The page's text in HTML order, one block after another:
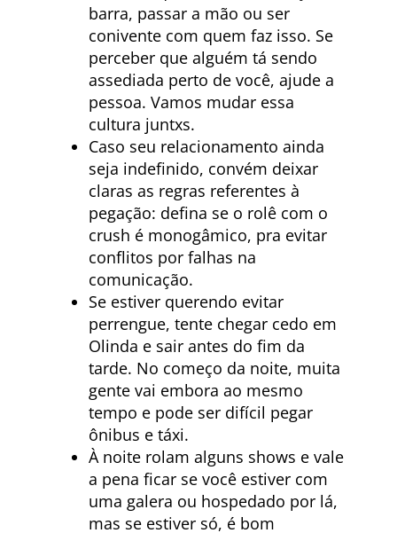
barra, passar a mão ou ser
conivente com quem faz isso. Se
perceber que alguém tá sendo
assediada perto de você, ajude a
pessoa. Vamos mudar essa
cultura juntxs.
Caso seu relacionamento ainda
seja indefinido, convém deixar
claras as regras referentes à
pegação: defina se o rolê com o
crush é monogâmico, pra evitar
conflitos por falhas na
comunicação.
Se estiver querendo evitar
perrengue, tente chegar cedo em
Olinda e sair antes do fim da
tarde. No começo da noite, muita
gente vai embora ao mesmo
tempo e pode ser difícil pegar
ônibus e táxi.
À noite rolam alguns shows e vale
a pena ficar se você estiver com
uma galera ou hospedado por lá,
mas se estiver só, é bom